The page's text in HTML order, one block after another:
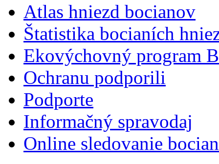
Atlas hniezd bocianov
Štatistika bocianích
Ekovýchovný program
Ochranu podporili
Podporte
Informačný spravodaj
Online sledovanie